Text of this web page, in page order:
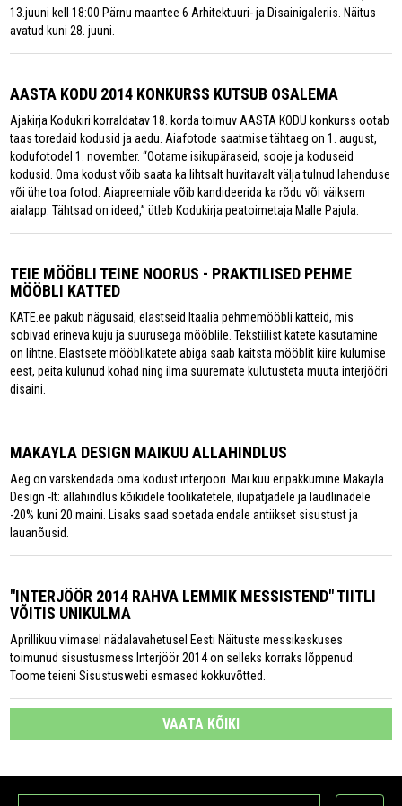
13.juuni kell 18:00 Pärnu maantee 6 Arhitektuuri- ja Disainigaleriis. Näitus
avatud kuni 28. juuni.
AASTA KODU 2014 KONKURSS KUTSUB OSALEMA
Ajakirja Kodukiri korraldatav 18. korda toimuv AASTA KODU konkurss ootab
taas toredaid kodusid ja aedu. Aiafotode saatmise tähtaeg on 1. august,
kodufotodel 1. november. “Ootame isikupäraseid, sooje ja koduseid
kodusid. Oma kodust võib saata ka lihtsalt huvitavalt välja tulnud lahenduse
või ühe toa fotod. Aiapreemiale võib kandideerida ka rõdu või väiksem
aialapp. Tähtsad on ideed,” ütleb Kodukirja peatoimetaja Malle Pajula.
TEIE MÖÖBLI TEINE NOORUS - PRAKTILISED PEHME
MÖÖBLI KATTED
KATE.ee pakub nägusaid, elastseid Itaalia pehmemööbli katteid, mis
sobivad erineva kuju ja suurusega mööblile. Tekstiilist katete kasutamine
on lihtne. Elastsete mööblikatete abiga saab kaitsta mööblit kiire kulumise
eest, peita kulunud kohad ning ilma suuremate kulutusteta muuta interjööri
disaini.
MAKAYLA DESIGN MAIKUU ALLAHINDLUS
Aeg on värskendada oma kodust interjööri. Mai kuu eripakkumine Makayla
Design -lt: allahindlus kõikidele toolikatetele, ilupatjadele ja laudlinadele
-20% kuni 20.maini. Lisaks saad soetada endale antiikset sisustust ja
lauanõusid.
"INTERJÖÖR 2014 RAHVA LEMMIK MESSISTEND" TIITLI
VÕITIS UNIKULMA
Aprillikuu viimasel nädalavahetusel Eesti Näituste messikeskuses
toimunud sisustusmess Interjöör 2014 on selleks korraks lõppenud.
Toome teieni Sisustuswebi esmased kokkuvõtted.
VAATA KÕIKI